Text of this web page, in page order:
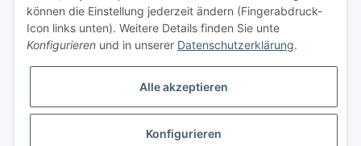
Vertrag widerrufen
* Alle Preise zzgl. gesetzlicher USt., zzgl.Versand
können die Einstellung jederzeit ändern (Fingerabdruck-
Icon links unten). Weitere Details finden Sie unte
Konfigurieren und in unserer Datenschutzerklärung.
Alle akzeptieren
Konfigurieren